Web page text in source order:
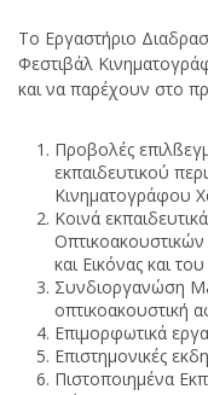
Tο Εργαστήριο
Φεστιβάλ
και να παρέχουν στο
Προβολές
εκπαιδευτικού
Κινηματογράφου
Κοινά
και Εικόνας και
Συνδιοργανώση
οπτικοακουστική
Επιμορφωτικά
Επιστημονικές
Πιστοποιημένα